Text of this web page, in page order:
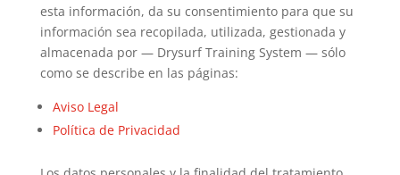
esta información, da su consentimiento para que su
información sea recopilada, utilizada, gestionada y
almacenada por — Drysurf Training System — sólo
como se describe en las páginas:
Aviso Legal
Política de Privacidad